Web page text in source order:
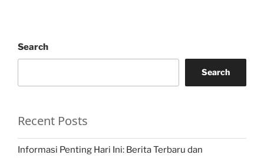
Search
Search
Recent Posts
Informasi Penting Hari Ini: Berita Terbaru dan